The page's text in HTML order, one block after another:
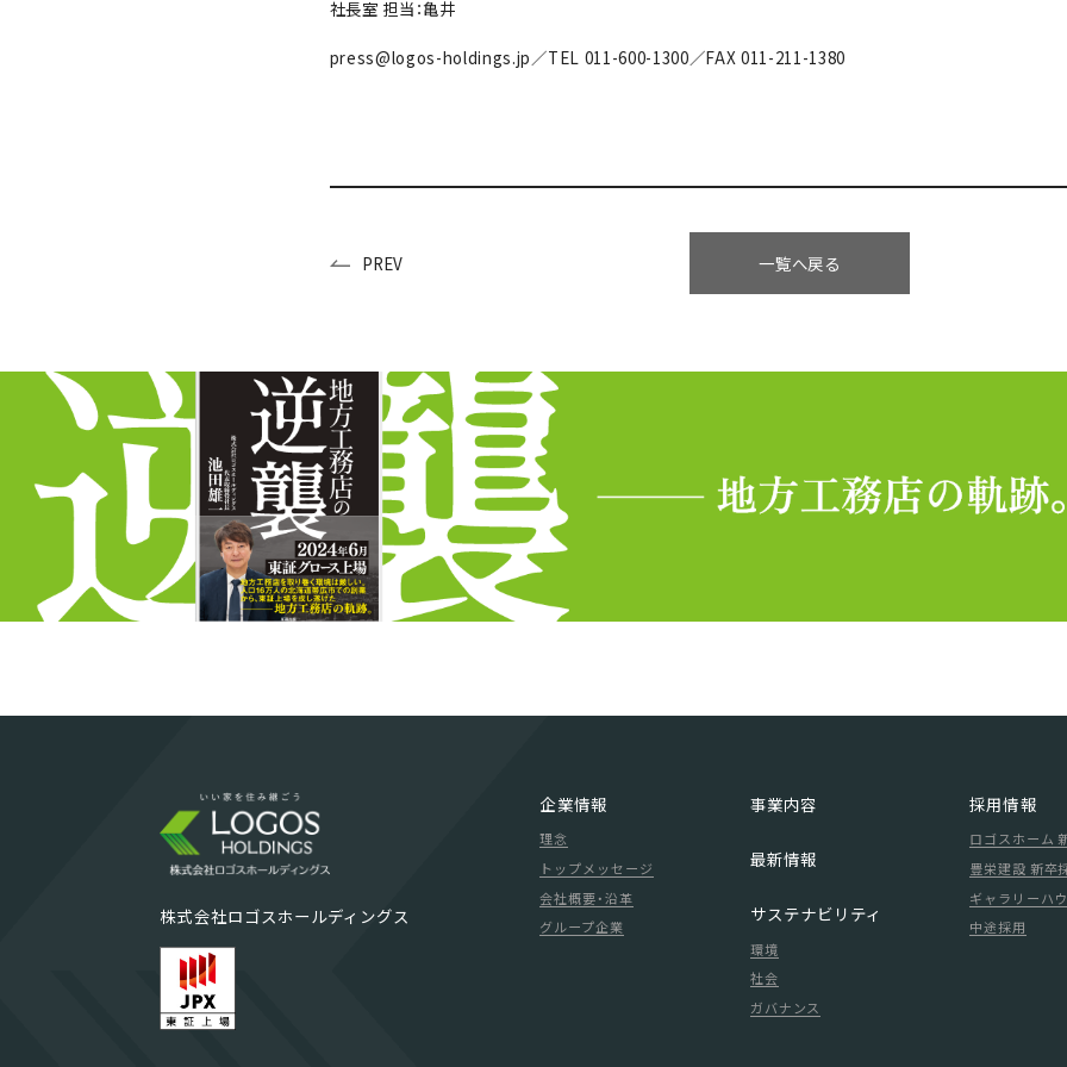
社⾧室 担当：亀井
press@logos-holdings.jp／TEL 011-600-1300／FAX 011-211-1380
PREV 一覧へ戻る
株式会社ロゴスホールディングス
企業情報
理念
トップメッセージ
会社概要・沿革
グループ企業
事業内容
最新情報
サステナビリティ
環境
社会
ガバナンス
採用情報
ロゴスホーム
豊栄建設 新卒
ギャラリーハ
中途採用